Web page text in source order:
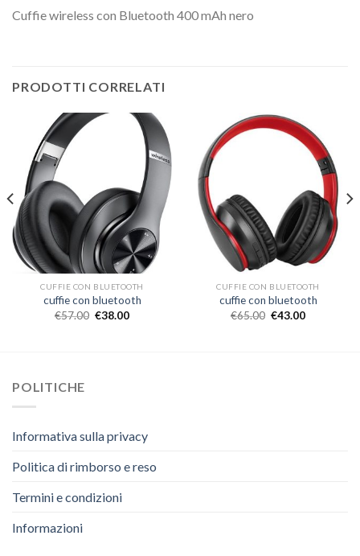
Cuffie wireless con Bluetooth 400 mAh nero
PRODOTTI CORRELATI
CUFFIE CON BLUETOOTH
cuffie con bluetooth
€57.00 €38.00
CUFFIE CON BLUETOOTH
cuffie con bluetooth
€65.00 €43.00
POLITICHE
Informativa sulla privacy
Politica di rimborso e reso
Termini e condizioni
Informazioni